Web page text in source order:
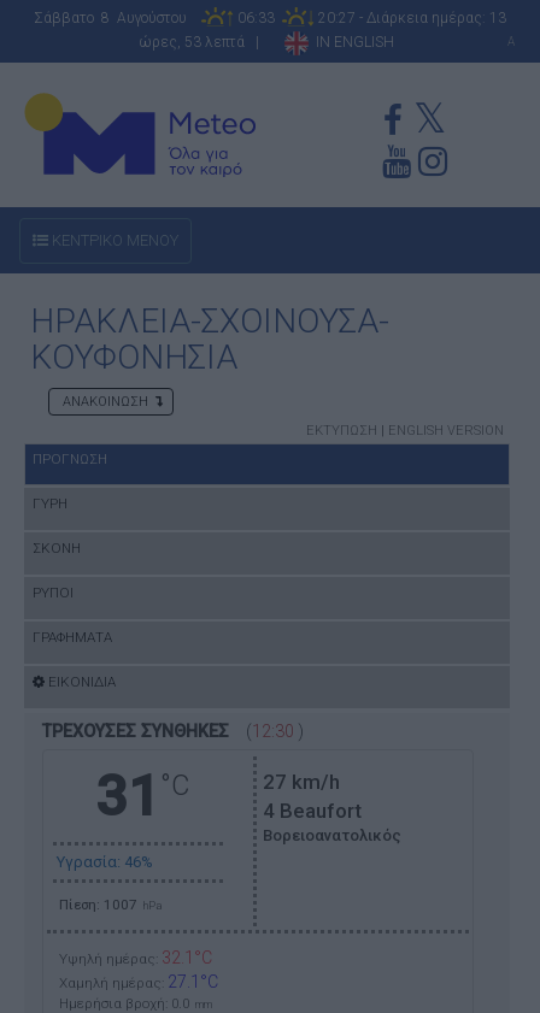
Σάββατο 8 Αυγούστου 06:33
20:27 - Διάρκεια ημέρας: 13
ώρες, 53 λεπτά |
IN ENGLISH A
ΚΕΝΤΡΙΚΟ ΜΕΝΟΥ
ΗΡΑΚΛΕΙΑ-ΣΧΟΙΝΟΥΣΑ-
ΚΟΥΦΟΝΗΣΙΑ
ΑΝΑΚΟΙΝΩΣΗ
ΕΚΤΥΠΩΣΗ | ENGLISH VERSION
ΠΡΟΓΝΩΣΗ
ΓΥΡΗ
ΣΚΟΝΗ
ΡΥΠΟΙ
ΓΡΑΦΗΜΑΤΑ
ΕΙΚΟΝΙΔΙΑ
ΤΡΕΧΟΥΣΕΣ ΣΥΝΘΗΚΕΣ (12:30 )
31 °C
Υγρασία: 46%
Πίεση: 1007 hPa
27 km/h
4 Beaufort
Βορειοανατολικός
Υψηλή ημέρας: 32.1°C
Χαμηλή ημέρας: 27.1°C
Ημερήσια βροχή: 0.0 mm